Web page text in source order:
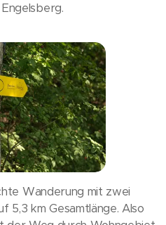
Wanderung mit zwei
5,3 km Gesamtlänge. Also